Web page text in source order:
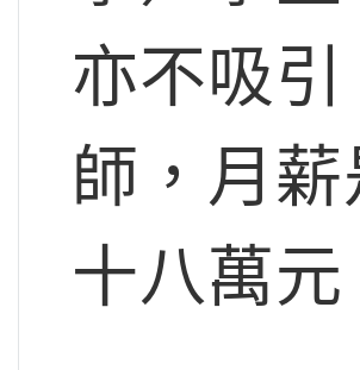
亦不吸
師，月
十八萬元